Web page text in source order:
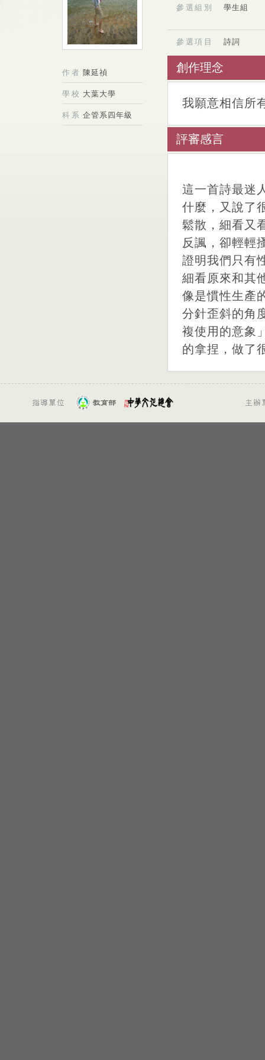
作者 陳延禎
學校 大葉大學
科系 企管系四年級
參選組別 學生組
參選項目 詩詞
創作理念
我願意相信所
評審感言
這一首詩最迷
什麼，又說了
鬆散，細看又
反諷，卻輕輕
證明我們只有
細看原來和其
像是慣性生產
分針歪斜的角
複使用的意象
的拿捏，做了